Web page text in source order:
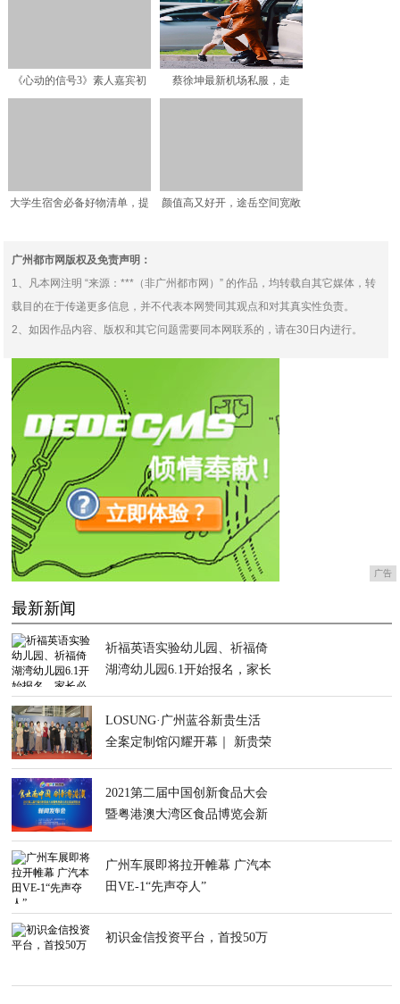
《心动的信号3》素人嘉宾初
蔡徐坤最新机场私服，走
大学生宿舍必备好物清单，提
颜值高又好开，途岳空间宽敞
广州都市网版权及免责声明：
1、凡本网注明 “来源：***（非广州都市网）” 的作品，均转载自其它媒体，转
载目的在于传递更多信息，并不代表本网赞同其观点和对其真实性负责。
2、如因作品内容、版权和其它问题需要同本网联系的，请在30日内进行。
广告
最新新闻
祈福英语实验幼儿园、祈福倚
湖湾幼儿园6.1开始报名，家长
LOSUNG·广州蓝谷新贵生活
全案定制馆闪耀开幕｜ 新贵荣
2021第二届中国创新食品大会
暨粤港澳大湾区食品博览会新
广州车展即将拉开帷幕 广汽本
田VE-1“先声夺人”
初识金信投资平台，首投50万